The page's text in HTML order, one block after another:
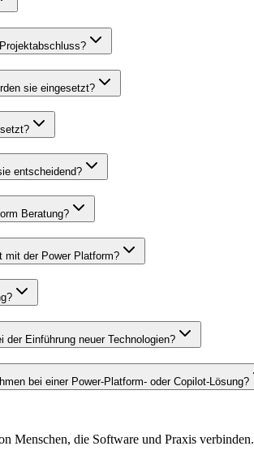
sie eingesetzt?
entscheidend?
Beratung?
mit der Power Platform?
der Einführung neuer Technologien?
bei einer Power-Platform- oder Copilot-Lösung?
Menschen, die Software und Praxis verbinden.